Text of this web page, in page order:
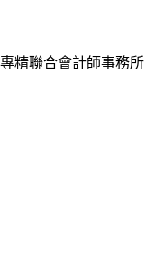
專精聯合會計師事務所